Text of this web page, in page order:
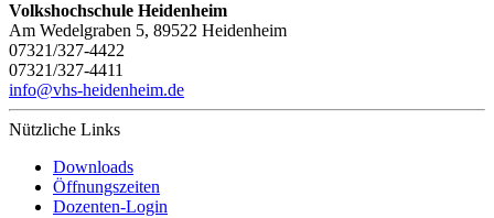
Volkshochschule Heidenheim
Am Wedelgraben 5, 89522 Heidenheim
07321/327-4422
07321/327-4411
info@vhs-heidenheim.de
Nützliche Links
Downloads
Öffnungszeiten
Dozenten-Login